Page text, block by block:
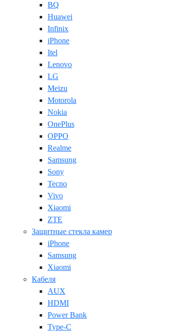
BQ
Huawei
Infinix
iPhone
Itel
Lenovo
LG
Meizu
Motorola
Nokia
OnePlus
OPPO
Realme
Samsung
Sony
Tecno
Vivo
Xiaomi
ZTE
Защитные стекла камер
iPhone
Samsung
Xiaomi
Кабеля
AUX
HDMI
Power Bank
Type-C